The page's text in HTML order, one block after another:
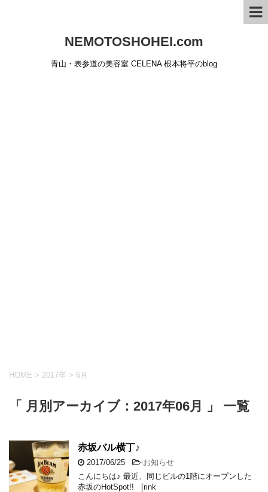
NEMOTOSHOHEI.com
青山・表参道の美容室 CELENA 根本将平のblog
HOME > 2017年 > 6月
「 月別アーカイブ：2017年06月 」 一覧
赤坂バル横丁♪
2017/06/25 -お知らせ
こんにちは♪ 最近、同じビルの1階にオープンした
赤坂のHotSpot!! [rink